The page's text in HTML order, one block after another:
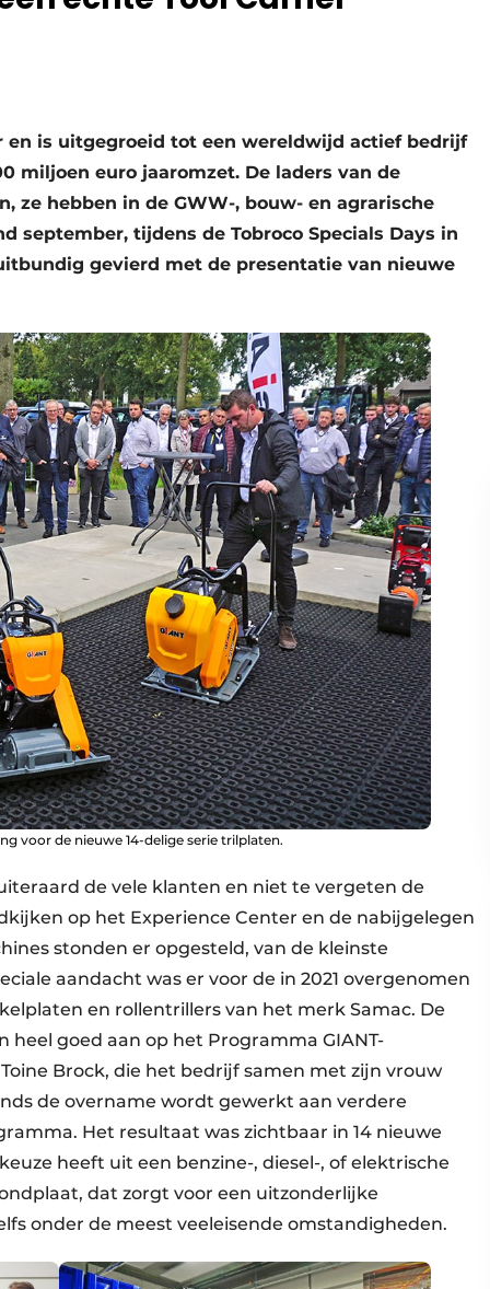
en is uitgegroeid tot een wereldwijd actief bedrijf
miljoen euro jaaromzet. De laders van de
ze hebben in de GWW-, bouw- en agrarische
september, tijdens de Tobroco Specials Days in
gevierd met de presentatie van nieuwe
voor de nieuwe 14-delige serie trilplaten.
de vele klanten en niet te vergeten de
op het Experience Center en de nabijgelegen
stonden er opgesteld, van de kleinste
aandacht was er voor de in 2021 overgenomen
en rollentrillers van het merk Samac. De
goed aan op het Programma GIANT-
Brock, die het bedrijf samen met zijn vrouw
de overname wordt gewerkt aan verdere
Het resultaat was zichtbaar in 14 nieuwe
heeft uit een benzine-, diesel-, of elektrische
dat zorgt voor een uitzonderlijke
onder de meest veeleisende omstandigheden.